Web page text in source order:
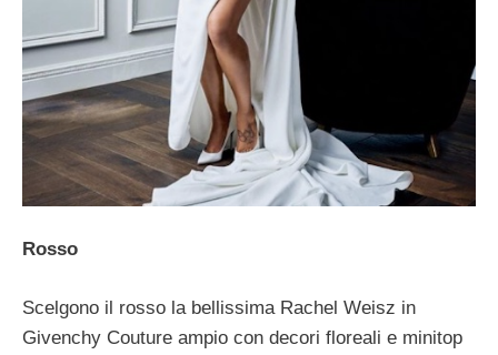
Rosso
Scelgono il rosso la bellissima Rachel Weisz in
Givenchy Couture ampio con decori floreali e minitop